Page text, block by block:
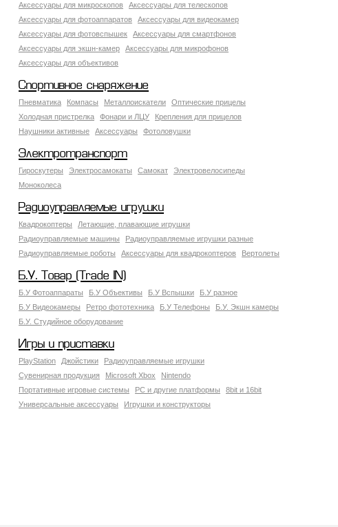
Аксессуары для микроскопов
Аксессуары для телескопов
Аксессуары для фотоаппаратов
Аксессуары для видеокамер
Аксессуары для фотовспышек
Аксессуары для смартфонов
Аксессуары для экшн-камер
Аксессуары для микрофонов
Аксессуары для объективов
Спортивное снаряжение
Пневматика Компасы Металлоискатели
Оптические прицелы
Холодная пристрелка
Фонари и ЛЦУ
Крепления для прицелов
Наушники активные
Аксессуары Фотоловушки
Электротранспорт
Гироскутеры Электросамокаты Самокат
Электровелосипеды
Моноколеса
Радиоуправляемые игрушки
Квадрокоптеры
Летающие, плавающие игрушки
Радиоуправляемые машины
Радиоуправляемые игрушки разные
Радиоуправляемые роботы
Аксессуары для квадрокоптеров Вертолеты
Б.У. Товар (Trade IN)
Б.У Фотоаппараты Б.У Объективы Б.У Вспышки
Б.У разное
Б.У Видеокамеры
Ретро фототехника Б.У Телефоны
Б.У. Экшн камеры
Б.У. Студийное оборудование
Игры и приставки
PlayStation Джойстики
Радиоуправляемые игрушки
Сувенирная продукция
Microsoft Xbox
Nintendo
Портативные игровые системы
PC и другие платформы
8bit и 16bit
Универсальные аксессуары
Игрушки и конструкторы